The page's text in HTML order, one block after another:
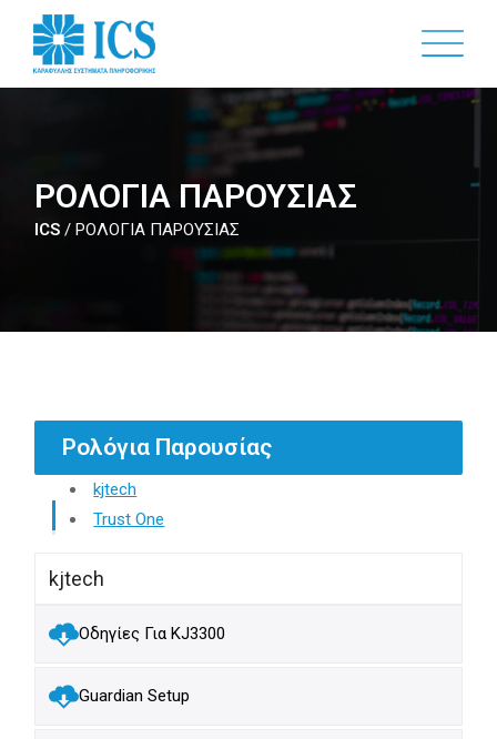
Skip
main
ΡΟΛΟΓΙΑ ΠΑΡΟΥΣΙΑΣ
ICS /ΡΟΛΟΓΙΑ ΠΑΡΟΥΣΙΑΣ
Ρολόγια Παρουσίας
kjtech
Trust One
kjtech
Οδηγίες Για KJ3300
Guardian Setup